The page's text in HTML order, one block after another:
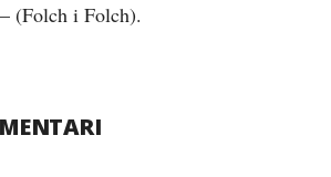
(Folch i Folch).